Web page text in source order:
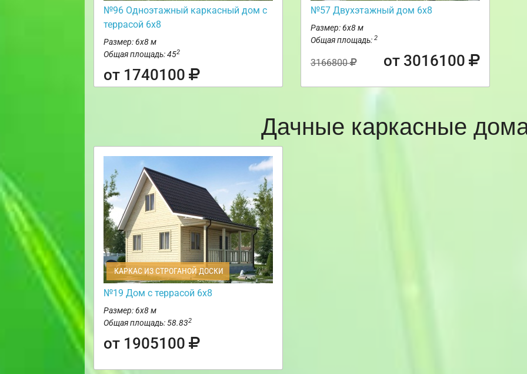
№96 Одноэтажный каркасный дом с
террасой 6х8
Размер: 6х8 м
Общая площадь: 452
от 1740100
№57 Двухэтажный дом 6х8
Размер: 6х8 м
Общая площадь: 2
3166800 от 3016100
Дачные каркасные
КАРКАС ИЗ СТРОГАНОЙ ДОСКИ
№19 Дом с террасой 6х8
Размер: 6х8 м
Общая площадь: 58.832
от 1905100